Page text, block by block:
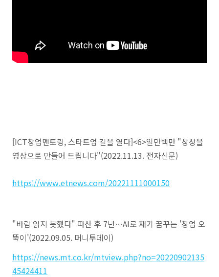
[ICT창업멘토링, 스타트업 길을 열다]<6>일만백만 "상상을
영상으로 만들어 드립니다"(2022.11.13. 전자신문)
https://www.etnews.com/20221111000150
"바람 읽지 못했다" 파산 후 7년…AI로 재기 꿈꾸는 '창업 오
뚝이'(2022.09.05. 머니투데이)
https://news.mt.co.kr/mtview.php?no=20220902135
45424411